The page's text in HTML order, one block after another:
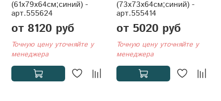
(61x79x64см;синий) -
арт.555624
от 8120 руб
Точную цену уточняйте у
менеджера
(73x73x64см;синий) -
арт.555414
от 5020 руб
Точную цену уточняйте у
менеджера